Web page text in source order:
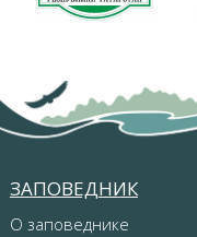
ЗАПОВЕДНИК
О заповеднике